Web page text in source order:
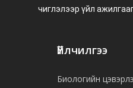
чиглэлээр үйл
Үйлчилгээ
Биологийн